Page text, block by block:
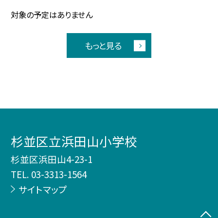
対象の予定はありません
もっと見る
杉並区立浜田山小学校
杉並区浜田山4-23-1
TEL. 03-3313-1564
サイトマップ